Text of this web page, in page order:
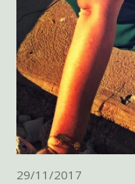
29/11/2017